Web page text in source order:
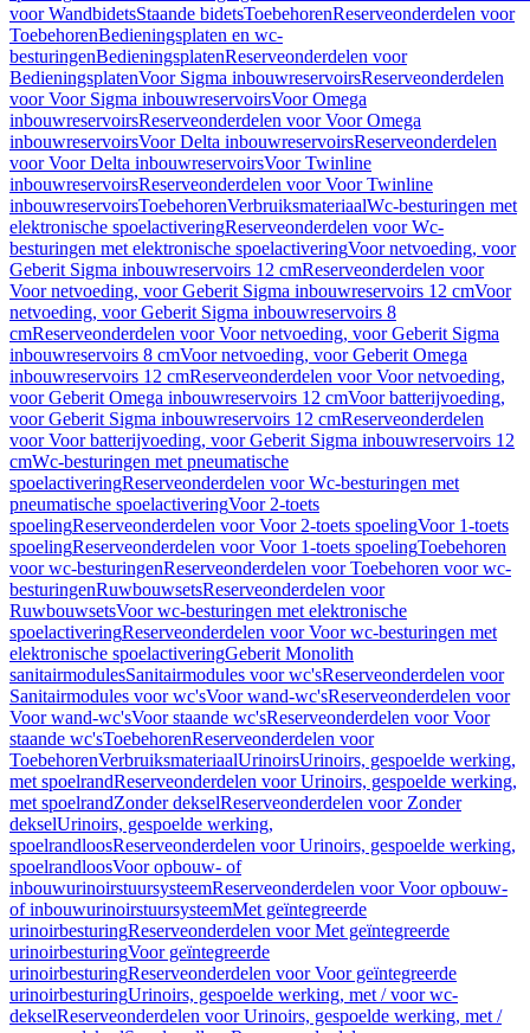
voor WandbidetsStaande bidetsToebehorenReserveonderdelen voor
ToebehorenBedieningsplaten en wc-
besturingenBedieningsplatenReserveonderdelen voor
BedieningsplatenVoor Sigma inbouwreservoirsReserveonderdelen
voor Voor Sigma inbouwreservoirsVoor Omega
inbouwreservoirsReserveonderdelen voor Voor Omega
inbouwreservoirsVoor Delta inbouwreservoirsReserveonderdelen
voor Voor Delta inbouwreservoirsVoor Twinline
inbouwreservoirsReserveonderdelen voor Voor Twinline
inbouwreservoirsToebehorenVerbruiksmateriaalWc-besturingen met
elektronische spoelactiveringReserveonderdelen voor Wc-
besturingen met elektronische spoelactiveringVoor netvoeding, voor
Geberit Sigma inbouwreservoirs 12 cmReserveonderdelen voor
Voor netvoeding, voor Geberit Sigma inbouwreservoirs 12 cmVoor
netvoeding, voor Geberit Sigma inbouwreservoirs 8
cmReserveonderdelen voor Voor netvoeding, voor Geberit Sigma
inbouwreservoirs 8 cmVoor netvoeding, voor Geberit Omega
inbouwreservoirs 12 cmReserveonderdelen voor Voor netvoeding,
voor Geberit Omega inbouwreservoirs 12 cmVoor batterijvoeding,
voor Geberit Sigma inbouwreservoirs 12 cmReserveonderdelen
voor Voor batterijvoeding, voor Geberit Sigma inbouwreservoirs 12
cmWc-besturingen met pneumatische
spoelactiveringReserveonderdelen voor Wc-besturingen met
pneumatische spoelactiveringVoor 2-toets
spoelingReserveonderdelen voor Voor 2-toets spoelingVoor 1-toets
spoelingReserveonderdelen voor Voor 1-toets spoelingToebehoren
voor wc-besturingenReserveonderdelen voor Toebehoren voor wc-
besturingenRuwbouwsetsReserveonderdelen voor
RuwbouwsetsVoor wc-besturingen met elektronische
spoelactiveringReserveonderdelen voor Voor wc-besturingen met
elektronische spoelactiveringGeberit Monolith
sanitairmodulesSanitairmodules voor wc'sReserveonderdelen voor
Sanitairmodules voor wc'sVoor wand-wc'sReserveonderdelen voor
Voor wand-wc'sVoor staande wc'sReserveonderdelen voor Voor
staande wc'sToebehorenReserveonderdelen voor
ToebehorenVerbruiksmateriaalUrinoirsUrinoirs, gespoelde werking,
met spoelrandReserveonderdelen voor Urinoirs, gespoelde werking,
met spoelrandZonder dekselReserveonderdelen voor Zonder
dekselUrinoirs, gespoelde werking,
spoelrandloosReserveonderdelen voor Urinoirs, gespoelde werking,
spoelrandloosVoor opbouw- of
inbouwurinoirstuursysteemReserveonderdelen voor Voor opbouw-
of inbouwurinoirstuursysteemMet geïntegreerde
urinoirbesturingReserveonderdelen voor Met geïntegreerde
urinoirbesturingVoor geïntegreerde
urinoirbesturingReserveonderdelen voor Voor geïntegreerde
urinoirbesturingUrinoirs, gespoelde werking, met / voor wc-
dekselReserveonderdelen voor Urinoirs, gespoelde werking, met /